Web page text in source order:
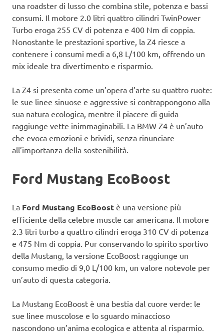
una roadster di lusso che combina stile, potenza e bassi
consumi. Il motore 2.0 litri quattro cilindri TwinPower
Turbo eroga 255 CV di potenza e 400 Nm di coppia.
Nonostante le prestazioni sportive, la Z4 riesce a
contenere i consumi medi a 6,8 L/100 km, offrendo un
mix ideale tra divertimento e risparmio.
La Z4 si presenta come un’opera d’arte su quattro ruote:
le sue linee sinuose e aggressive si contrappongono alla
sua natura ecologica, mentre il piacere di guida
raggiunge vette inimmaginabili. La BMW Z4 è un’auto
che evoca emozioni e brividi, senza rinunciare
all’importanza della sostenibilità.
Ford Mustang EcoBoost
La Ford Mustang EcoBoost è una versione più
efficiente della celebre muscle car americana. Il motore
2.3 litri turbo a quattro cilindri eroga 310 CV di potenza
e 475 Nm di coppia. Pur conservando lo spirito sportivo
della Mustang, la versione EcoBoost raggiunge un
consumo medio di 9,0 L/100 km, un valore notevole per
un’auto di questa categoria.
La Mustang EcoBoost è una bestia dal cuore verde: le
sue linee muscolose e lo sguardo minaccioso
nascondono un’anima ecologica e attenta al risparmio.